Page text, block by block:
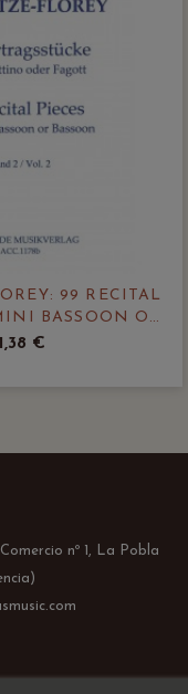
99 RECITAL
BASSOON OR
VOL. 2
€
nº 1, La Pobla